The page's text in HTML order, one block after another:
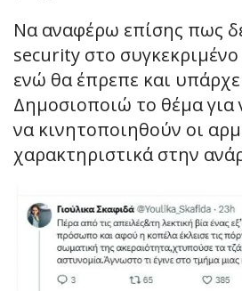
Να αναφέρω επίσης πως
security στο συγκεκριμένο
ενώ θα έπρεπε και
Δημοσιοποιώ το θέμα για
να κινητοποιηθούν οι
χαρακτηριστικά στην